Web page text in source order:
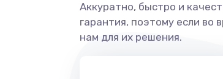
Аккуратно, быстро и
гарантия, поэтому если во
нам для их решения.